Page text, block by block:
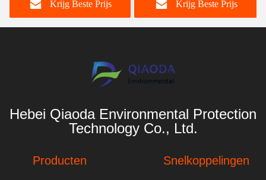
WerktafelKrijg Beste Prijs
Krijg Beste Prijs
Hebei Qiaoda Environmental Protection
Technology Co., Ltd.
Producten Snelkoppelingen